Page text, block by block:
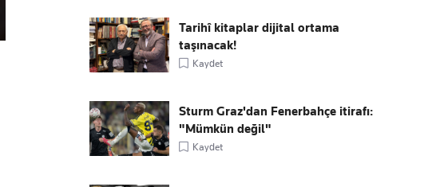
Tarihî kitaplar dijital ortama
taşınacak!
Kaydet
Sturm Graz'dan Fenerbahçe itirafı:
"Mümkün değil"
Kaydet